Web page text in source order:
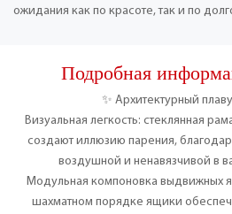
ожидания как по красоте, так и по
Подробная
✨ Архитектурный
Визуальная легкость: стеклянная
создают иллюзию парения,
воздушной и ненавязчивой в
Модульная компоновка выдвижных
шахматном порядке ящики